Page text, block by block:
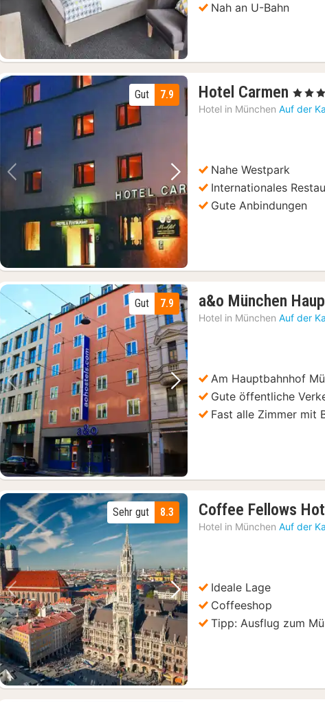
Nah an U-Bahn
Vorheriges Bild Nächstes Bild
7.9
Gut Hotel Carmen 3
, 3 Sterne
Hotel in München Auf der
Nahe Westpark
Internationales
Gute Anbindungen
Vorheriges Bild Nächstes Bild
7.9
Gut a&o München
Hotel in München Auf der
Am Hauptbahnhof
Gute öffentliche
Fast alle Zimmer mit
Vorheriges Bild Nächstes Bild
8.3
Sehr gut Coffee Fellows
Hotel in München Auf der
Ideale Lage
Coffeeshop
Tipp: Ausflug zum